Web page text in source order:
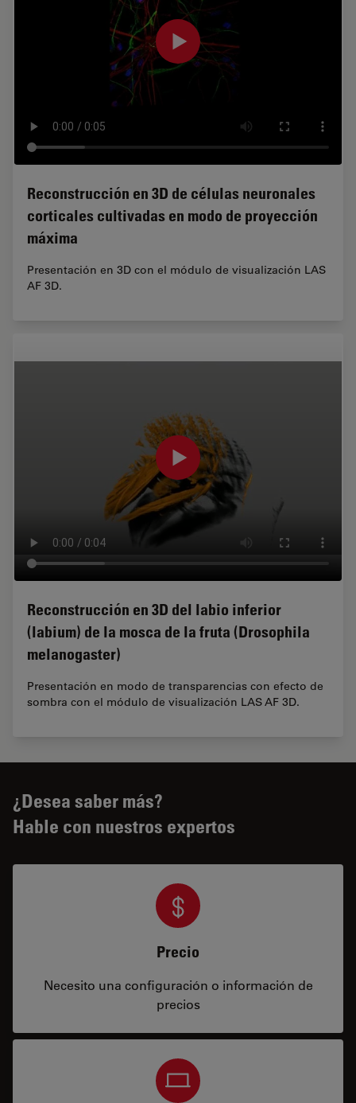
Reconstrucción en 3D de células neuronales
corticales cultivadas en modo de proyección
máxima
Presentación en 3D con el módulo de visualización LAS
AF 3D.
Reconstrucción en 3D del labio inferior
(labium) de la mosca de la fruta (Drosophila
melanogaster)
Presentación en modo de transparencias con efecto de
sombra con el módulo de visualización LAS AF 3D.
¿Desea saber más?
Hable con nuestros expertos
Precio
Necesito una configuración o información de
precios